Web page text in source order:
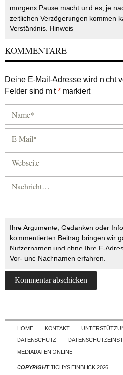
morgens Pause macht und es, je
zeitlichen Verzögerungen kommen
Verständnis. Hinweis
KOMMENTARE
Deine E-Mail-Adresse wird nicht
Felder sind mit* markiert
Ihre Argumente, Gedanken oder
kommentierten Beitrag bringen wir
Nutzernamen und ohne Ihre E-
Vor- und Nachnamen erfahren.
Skip
HOME KONTAKT
DATENSCHUTZ
MEDIADATEN ONLINE
COPYRIGHTTICHYS EINBLICK 2026